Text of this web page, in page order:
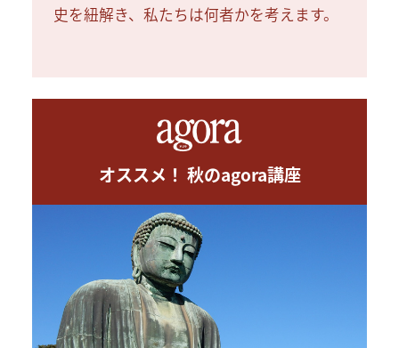
史を紐解き、私たちは何者かを考えます。
オススメ！ 秋のagora講座